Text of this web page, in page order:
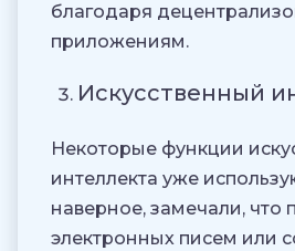
благодаря
приложениям.
Искусственный
Некоторые функции
интеллекта уже
наверное, замечали, что
электронных писем или